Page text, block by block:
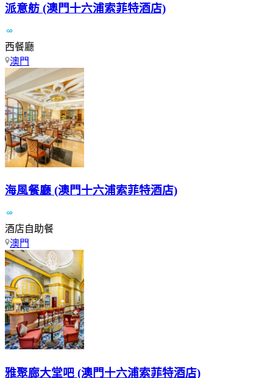
派意舫 (澳門十六浦索菲特酒店)
西餐廳
澳門
海風餐廳 (澳門十六浦索菲特酒店)
酒店自助餐
澳門
雅聚廊大堂吧 (澳門十六浦索菲特酒店)